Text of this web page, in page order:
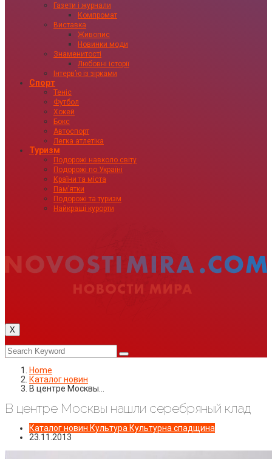
Газети і журнали
Компромат
Виставка
Живопис
Новинки моди
Знаменитості
Любовні історії
Інтервʼю із зірками
Спорт
Теніс
Футбол
Хокей
Бокс
Автоспорт
Легка атлетіка
Туризм
Подорожі навколо світу
Подорожі по Україні
Країни та міста
Пам’ятки
Подорожі та туризм
Найкращі курорти
X
Home
Каталог новин
В центре Москвы…
В центре Москвы нашли серебряный клад
Каталог новин Культура Культурна спадщина
23.11.2013